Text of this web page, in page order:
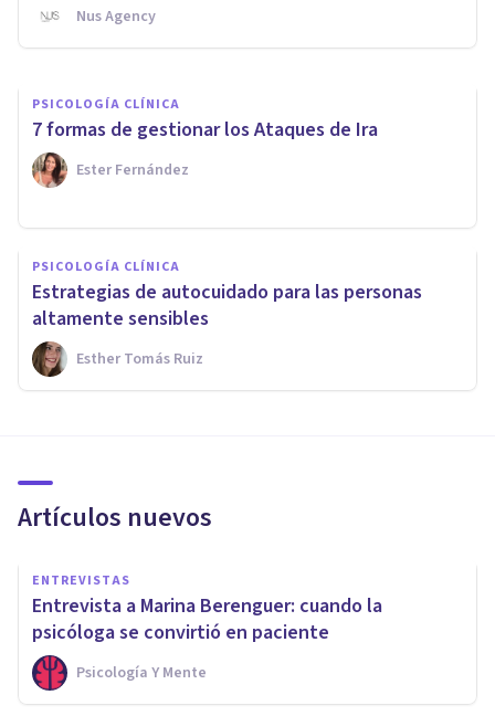
Nus Agency
Interven
PSICOLOGÍA CLÍNICA
7 formas de gestionar los Ataques de Ira
Ester Fernández
PSICOLOGÍA CLÍNICA
Estrategias de autocuidado para las personas
altamente sensibles
Esther Tomás Ruiz
Artículos nuevos
ENTREVISTAS
Entrevista a Marina Berenguer: cuando la
psicóloga se convirtió en paciente
Psicología Y Mente